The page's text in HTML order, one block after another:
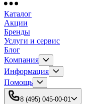
Каталог
Акции
Бренды
Услуги и сервис
Блог
Компания
Информация
Помощь
8 (495) 045-00-01